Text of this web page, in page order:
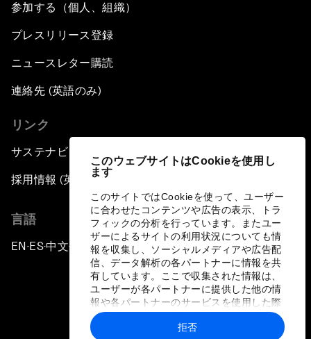
このウェブサイトはCookieを使用し
ます
このサイトではCookieを使って、ユーザー
に合わせたコンテンツや広告の表示、トラ
フィックの分析を行っています。またユー
ザーによるサイトの利用状況についても情
報を収集し、ソーシャルメディアや広告配
信、データ解析の各パートナーに情報を共
有しています。ここで収集された情報は、
ユーザーが各パートナーに提供した他の情
報や各パートナーのサービスを使用した際
に収集された情報と組み合わされ、各パー
トナーによって使用されることがありま
拒否
参加する（個人、組織）
プレスリリース登録
ニュースレター購読
連絡先 (英語のみ)
リンク
サステナビリティへの取り組み
採用情報 (英語のみ)
言語
EN ▪ES▪中文▪ 日本語